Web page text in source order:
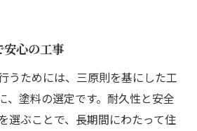
安心の工事
うためには、三原則を基にした工
、塗料の選定です。耐久性と安全
選ぶことで、長期間にわたって住